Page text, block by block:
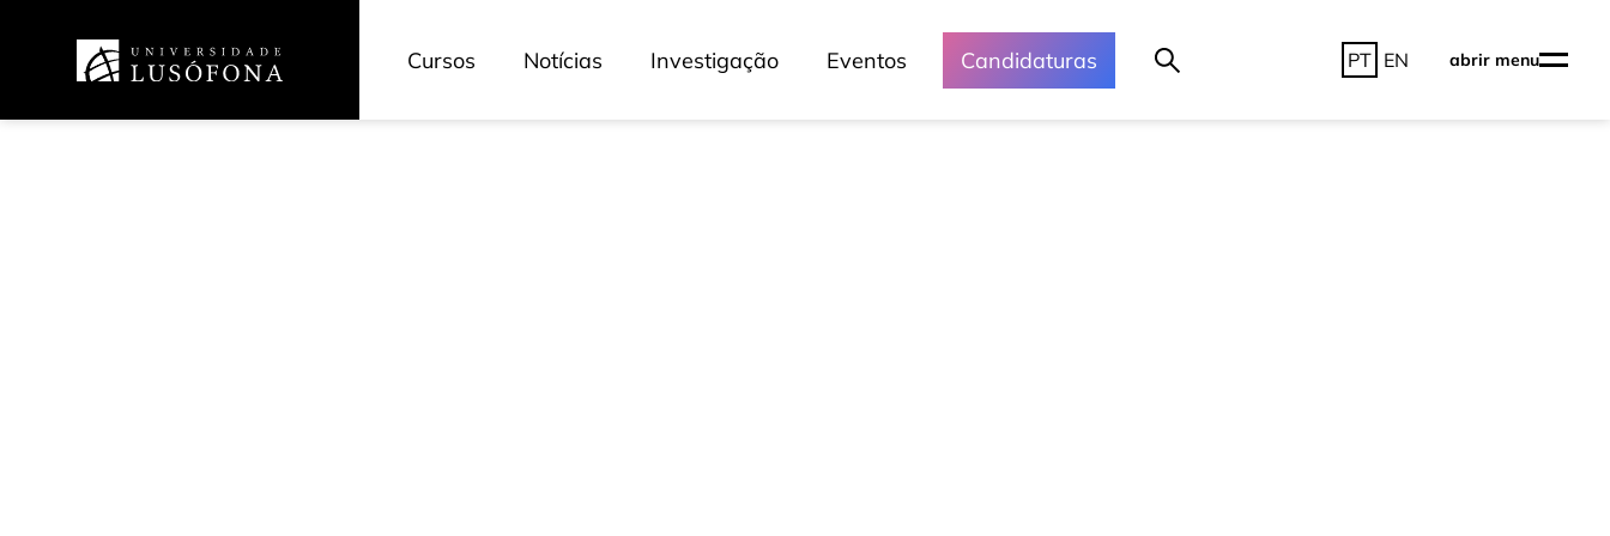
Cursos Notícias Investigação Eventos Candidaturas PT EN abrir menu